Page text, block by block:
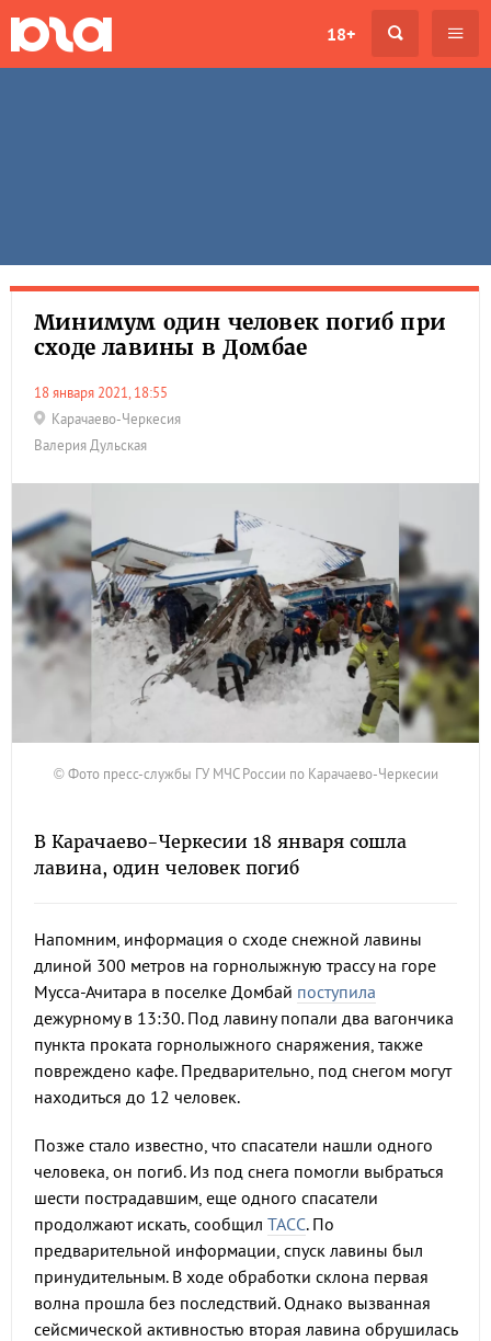
18+
Минимум один человек погиб при
сходе лавины в Домбае
18 января 2021, 18:55
Карачаево-Черкесия
Валерия Дульская
© Фото пресс-службы ГУ МЧС России по Карачаево-Черкесии
В Карачаево-Черкесии 18 января сошла
лавина, один человек погиб
Напомним, информация о сходе снежной лавины
длиной 300 метров на горнолыжную трассу на горе
Мусса-Ачитара в поселке Домбай поступила
дежурному в 13:30. Под лавину попали два вагончика
пункта проката горнолыжного снаряжения, также
повреждено кафе. Предварительно, под снегом могут
находиться до 12 человек.
Позже стало известно, что спасатели нашли одного
человека, он погиб. Из под снега помогли выбраться
шести пострадавшим, еще одного спасатели
продолжают искать, сообщил ТАСС. По
предварительной информации, спуск лавины был
принудительным. В ходе обработки склона первая
волна прошла без последствий. Однако вызванная
сейсмической активностью вторая лавина обрушилась